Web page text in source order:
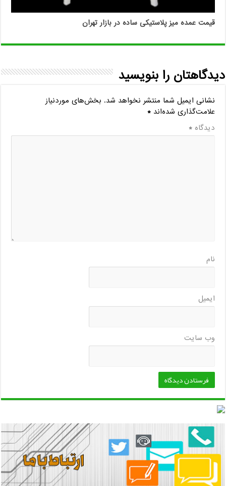
قیمت عمده میز پلاستیکی ساده در بازار تهران
دیدگاهتان را بنویسید
نشانی ایمیل شما منتشر نخواهد شد. بخش‌های موردنیاز
علامت‌گذاری شده‌اند*
دیدگاه*
نام
ایمیل
وب‌ سایت